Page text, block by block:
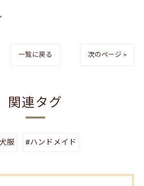
一覧に戻る 次のページ >
関連タグ
服 #ハンドメイド